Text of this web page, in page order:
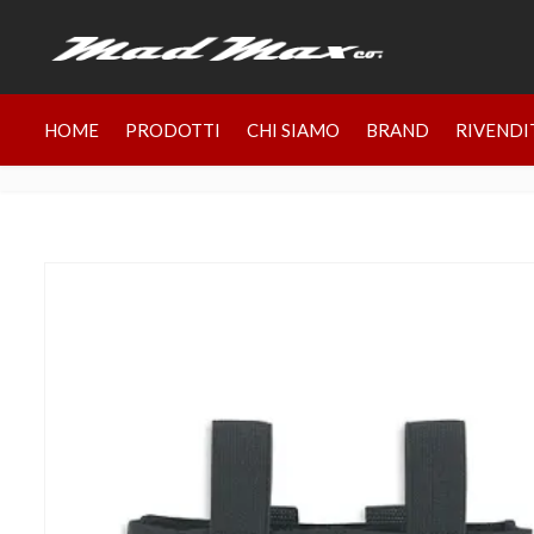
HOME PRODOTTI CHI SIAMO BRAND